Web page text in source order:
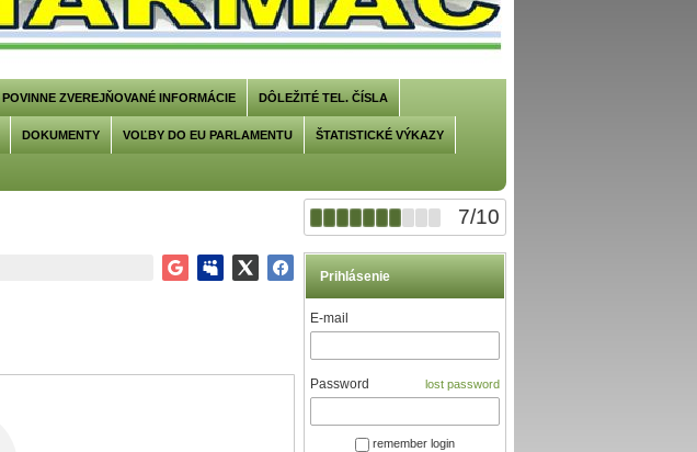
POVINNE ZVEREJŇOVANÉ INFORMÁCIE DÔLEŽITÉ TEL. ČÍSLA
DOKUMENTY VOĽBY DO EU PARLAMENTU ŠTATISTICKÉ VÝKAZY
7/10
Prihlásenie
E-mail
Password lost password
remember login